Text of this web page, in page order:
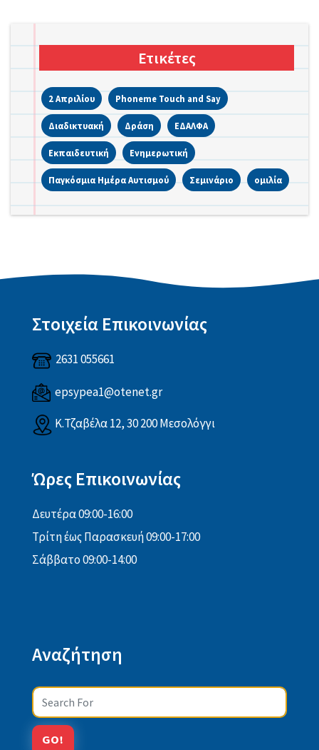
Ετικέτες
2 Απριλίου Phoneme Touch and Say
Διαδικτυακή Δράση ΕΔΑΛΦΑ
Εκπαιδευτική Ενημερωτική
Παγκόσμια Ημέρα Αυτισμού Σεμινάριο ομιλία
Στοιχεία Επικοινωνίας
2631 055661
epsypea1@otenet.gr
Κ.Τζαβέλα 12, 30 200 Μεσολόγγι
Ώρες Επικοινωνίας
Δευτέρα 09:00-16:00
Τρίτη έως Παρασκευή 09:00-17:00
Σάββατο 09:00-14:00
Αναζήτηση
Search
GO!